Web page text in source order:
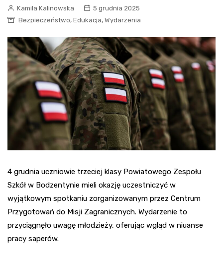
Kamila Kalinowska
5 grudnia 2025
Bezpieczeństwo, Edukacja, Wydarzenia
4 grudnia uczniowie trzeciej klasy Powiatowego Zespołu
Szkół w Bodzentynie mieli okazję uczestniczyć w
wyjątkowym spotkaniu zorganizowanym przez Centrum
Przygotowań do Misji Zagranicznych. Wydarzenie to
przyciągnęło uwagę młodzieży, oferując wgląd w niuanse
pracy saperów.